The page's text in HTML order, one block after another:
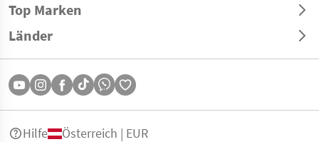
Top Marken
Länder
Hilfe Österreich | EUR